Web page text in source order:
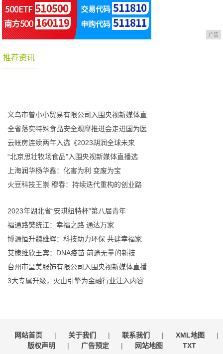
广告
推荐资讯
义乌市曾小小贸易有限公司入围央视新媒体直
全省落实特殊食品安全观摩推进会走进国为医
云帐房连续两年入选《2023胡润全球未来
“北京思壮牧场食品”入围央视新媒体直播选
上海润华杨华鑫：化害为利 变废为宝
火豆科技王崇 穆春：持续迭代重构的创业路
2023年湖北省“安琪纽特杯”第八届青年
福通路樊统江：幸福之路 通达万家
博源恒升魏雄辉：科技助力环保 共建幸福家
艾棣维欣王宾：DNA疫苗 前途无量的新技
台州市呈美服饰有限公司入围央视新媒体直播
3大专属升级，火山引擎为金融行业注入内容
网站首页 | 关于我们 | 联系我们 | XML地图
|
版权声明
| 广告预定 | 网站地图 TXT